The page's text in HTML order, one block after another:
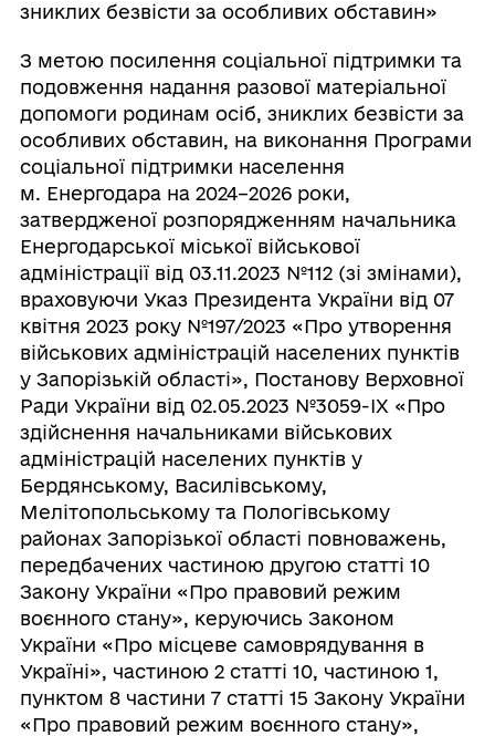
зниклих безвісти за особливих обставин»
З метою посилення соціальної підтримки та
подовження надання разової матеріальної
допомоги родинам осіб, зниклих безвісти за
особливих обставин, на виконання Програми
соціальної підтримки населення
м. Енергодара на 2024–2026 роки,
затвердженої розпорядженням начальника
Енергодарської міської військової
адміністрації від 03.11.2023 №112 (зі змінами),
враховуючи Указ Президента України від 07
квітня 2023 року №197/2023 «Про утворення
військових адміністрацій населених пунктів
у Запорізькій області», Постанову Верховної
Ради України від 02.05.2023 №3059-IX «Про
здійснення начальниками військових
адміністрацій населених пунктів у
Бердянському, Василівському,
Мелітопольському та Пологівському
районах Запорізької області повноважень,
передбачених частиною другою статті 10
Закону України «Про правовий режим
воєнного стану», керуючись Законом
України «Про місцеве самоврядування в
Україні», частиною 2 статті 10, частиною 1,
пунктом 8 частини 7 статті 15 Закону України
«Про правовий режим воєнного стану»,